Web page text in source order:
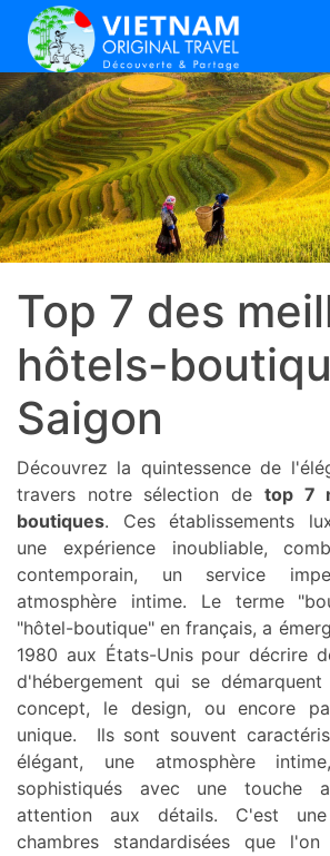
Top 7 des
hôtels-
Saigon
Découvrez la quintessence de
travers notre sélection de top 7
boutiques. Ces établissements
une expérience inoubliable,
contemporain, un service
atmosphère intime. Le terme
"hôtel-boutique" en français, a
1980 aux États-Unis pour décrire
d'hébergement qui se
concept, le design, ou encore
unique. Ils sont souvent
élégant, une atmosphère
sophistiqués avec une touche
attention aux détails. C'est
chambres standardisées que